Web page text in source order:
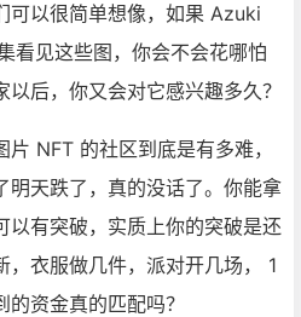
可以很简单想像，如果 Azuki
看见这些图，你会不会花哪怕
后，你又会对它感兴趣多久？
NFT 的社区到底是有多难，
明天跌了，真的没话了。你能拿
以有突破，实质上你的突破是还
，衣服做几件，派对开几场， 1
资金真的匹配吗？